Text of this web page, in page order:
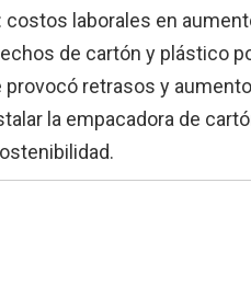
laborales en
de cartón y plástico
provocó retrasos y
la empacadora de